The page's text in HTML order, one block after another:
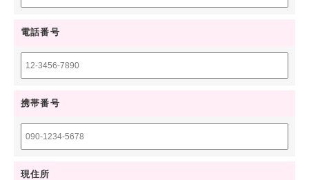
電話番号
携帯番号
現住所